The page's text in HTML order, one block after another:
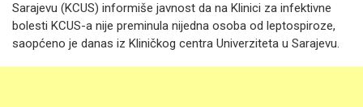
Sarajevu (KCUS) informiše javnost da na Klinici za infektivne
bolesti KCUS-a nije preminula nijedna osoba od leptospiroze,
saopćeno je danas iz Kliničkog centra Univerziteta u Sarajevu.